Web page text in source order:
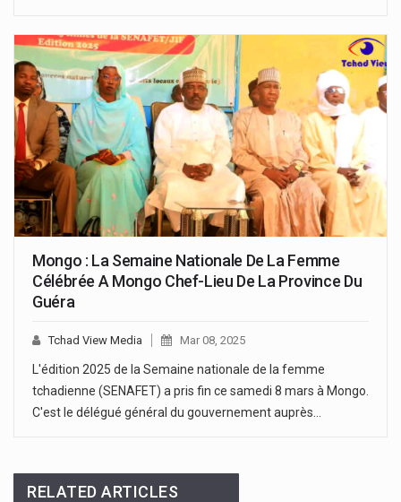
Mongo : La Semaine Nationale De La Femme
Célébrée A Mongo Chef-Lieu De La Province Du
Guéra
Tchad View Media Mar 08, 2025
L'édition 2025 de la Semaine nationale de la femme
tchadienne (SENAFET) a pris fin ce samedi 8 mars à Mongo.
C'est le délégué général du gouvernement auprès…
RELATED ARTICLES